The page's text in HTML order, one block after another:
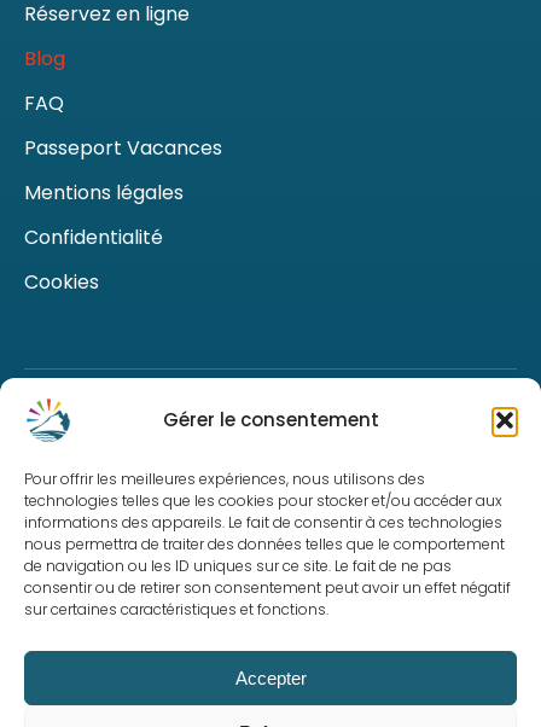
Gérer le consentement
Pour offrir les meilleures expériences, nous utilisons des
technologies telles que les cookies pour stocker et/ou accéder aux
informations des appareils. Le fait de consentir à ces technologies
nous permettra de traiter des données telles que le comportement
de navigation ou les ID uniques sur ce site. Le fait de ne pas
consentir ou de retirer son consentement peut avoir un effet négatif
sur certaines caractéristiques et fonctions.
Accepter
Réservez en ligne
Blog
FAQ
Passeport Vacances
Mentions légales
Confidentialité
Cookies
Centre Loisirs Ardèche
CONTACTEZ NOTRE ÉQUIPE
Retrouvez toute l’actualité du CLA sur les réseaux !